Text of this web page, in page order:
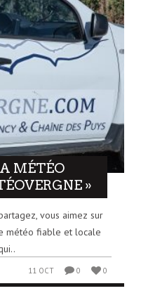
MÉTÉO
»
vous aimez sur
météo fiable et locale
11 OCT 0 0